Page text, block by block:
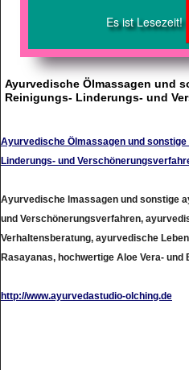
Es ist Lesezeit!
Ayurvedische Ölmassagen und
Reinigungs- Linderungs- und
Ayurvedische Ölmassagen und
Linderungs- und
Ayurvedische lmassagen und sonstige
und Verschönerungsverfahren,
Verhaltensberatung, ayurvedische
Rasayanas, hochwertige Aloe Vera- und
http://www.ayurvedastudio-olching.de